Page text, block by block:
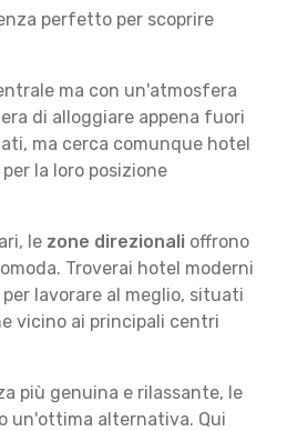
perfetto per scoprire
ma con un'atmosfera
di alloggiare appena fuori
ma cerca comunque hotel
la loro posizione
le zone direzionali offrono
Troverai hotel moderni
lavorare al meglio, situati
vicino ai principali centri
più genuina e rilassante, le
un'ottima alternativa. Qui